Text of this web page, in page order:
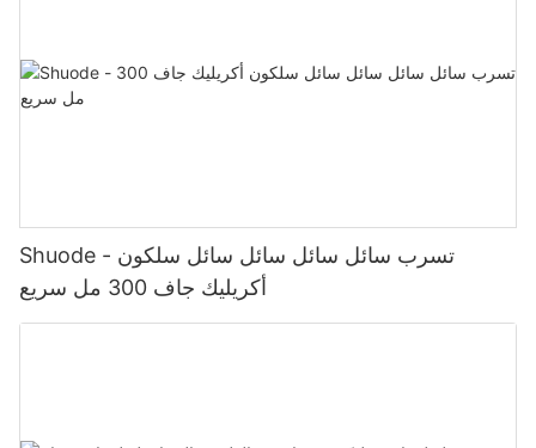
Shuode - تسرب سائل سائل سائل سائل سلكون
أكريليك جاف 300 مل سريع